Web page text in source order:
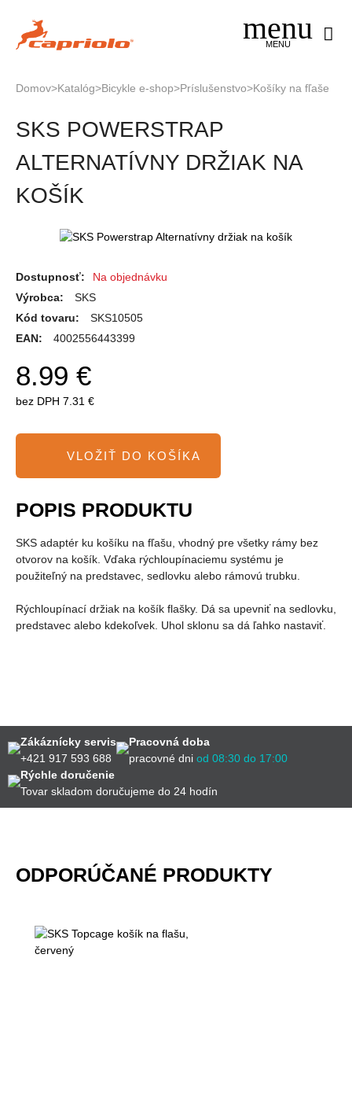
navigation
MENU
sa
tu
Domov>Katalóg>Bicykle e-shop>Príslušenstvo>Košíky na fľaše
to
SKS POWERSTRAP
ALTERNATÍVNY DRŽIAK NA
KOŠÍK
Dostupnosť:
Na objednávku
Výrobca:
SKS
Kód tovaru:
SKS10505
EAN:
4002556443399
8.99 €
bez DPH 7.31 €
POPIS PRODUKTU
SKS adaptér ku košíku na fľašu, vhodný pre všetky rámy bez
otvorov na košík. Vďaka rýchloupínaciemu systému je
použiteľný na predstavec, sedlovku alebo rámovú trubku.
Rýchloupínací držiak na košík flašky. Dá sa upevniť na sedlovku,
predstavec alebo kdekoľvek. Uhol sklonu sa dá ľahko nastaviť.
Zákáznícky servis
+421 917 593 688
Pracovná doba
pracovné dni od 08:30 do 17:00
Rýchle doručenie
Tovar skladom doručujeme do 24 hodín
ODPORÚČANÉ PRODUKTY